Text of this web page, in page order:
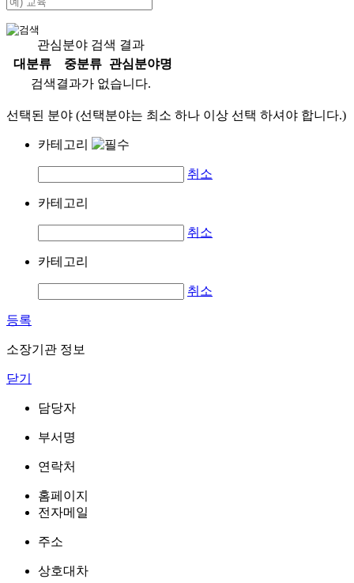
관심분야 검색 결과
대분류
중분류
관심분야명
검색결과가 없습니다.
선택된 분야 (선택분야는 최소 하나 이상 선택 하셔야 합니다.)
카테고리
취소
카테고리
취소
카테고리
취소
등록
소장기관 정보
닫기
담당자
부서명
연락처
홈페이지
전자메일
주소
상호대차